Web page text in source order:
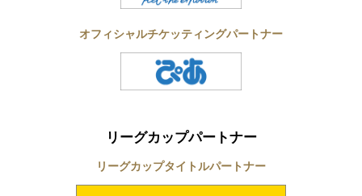
オフィシャルチケッティングパートナー
リーグカップパートナー
リーグカップタイトルパートナー